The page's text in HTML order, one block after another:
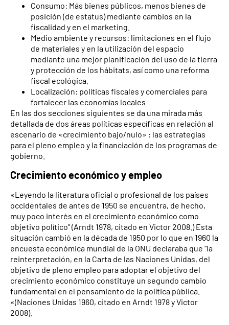
Consumo: Más bienes públicos, menos bienes de
posición (de estatus) mediante cambios en la
fiscalidad y en el marketing.
Medio ambiente y recursos: limitaciones en el flujo
de materiales y en la utilización del espacio
mediante una mejor planificación del uso de la tierra
y protección de los hábitats, así como una reforma
fiscal ecológica.
Localización: políticas fiscales y comerciales para
fortalecer las economías locales
En las dos secciones siguientes se da una mirada más
detallada de dos áreas políticas específicas en relación al
escenario de «crecimiento bajo/nulo» : las estrategias
para el pleno empleo y la financiación de los programas de
gobierno.
Crecimiento económico y empleo
«Leyendo la literatura oficial o profesional de los países
occidentales de antes de 1950 se encuentra, de hecho,
muy poco interés en el crecimiento económico como
objetivo político” (Arndt 1978, citado en Victor 2008.) Esta
situación cambió en la década de 1950 por lo que en 1960 la
encuesta económica mundial de la ONU declaraba que “la
reinterpretación, en la Carta de las Naciones Unidas, del
objetivo de pleno empleo para adoptar el objetivo del
crecimiento económico constituye un segundo cambio
fundamental en el pensamiento de la política pública.
«(Naciones Unidas 1960, citado en Arndt 1978 y Victor
2008).